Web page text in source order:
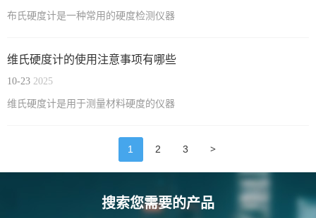
布氏硬度计是一种常用的硬度检测仪器
维氏硬度计的使用注意事项有哪些
10-23 2025
维氏硬度计是用于测量材料硬度的仪器
1 2 3 >
搜索您需要的产品